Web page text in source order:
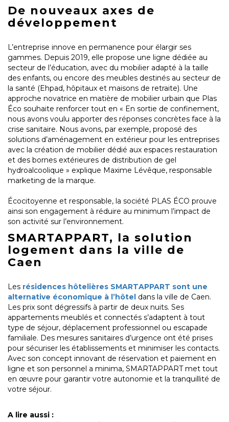
De nouveaux axes de
développement
L’entreprise innove en permanence pour élargir ses
gammes. Depuis 2019, elle propose une ligne dédiée au
secteur de l’éducation, avec du mobilier adapté à la taille
des enfants, ou encore des meubles destinés au secteur de
la santé (Ehpad, hôpitaux et maisons de retraite). Une
approche novatrice en matière de mobilier urbain que Plas
Éco souhaite renforcer tout en « En sortie de confinement,
nous avons voulu apporter des réponses concrètes face à la
crise sanitaire. Nous avons, par exemple, proposé des
solutions d’aménagement en extérieur pour les entreprises
avec la création de mobilier dédié aux espaces restauration
et des bornes extérieures de distribution de gel
hydroalcoolique » explique Maxime Lévêque, responsable
marketing de la marque.
Écocitoyenne et responsable, la société PLAS ÉCO prouve
ainsi son engagement à réduire au minimum l’impact de
son activité sur l’environnement.
SMARTAPPART, la solution
logement dans la ville de
Caen
Les résidences hôtelières SMARTAPPART sont une
alternative économique à l’hôtel dans la ville de Caen.
Les prix sont dégressifs à partir de deux nuits. Ses
appartements meublés et connectés s’adaptent à tout
type de séjour, déplacement professionnel ou escapade
familiale. Des mesures sanitaires d’urgence ont été prises
pour sécuriser les établissements et minimiser les contacts.
Avec son concept innovant de réservation et paiement en
ligne et son personnel a minima, SMARTAPPART met tout
en œuvre pour garantir votre autonomie et la tranquillité de
votre séjour.
A lire aussi :